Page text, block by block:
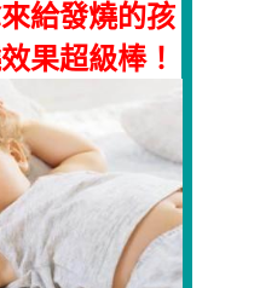
給發燒的孩
果超級棒！